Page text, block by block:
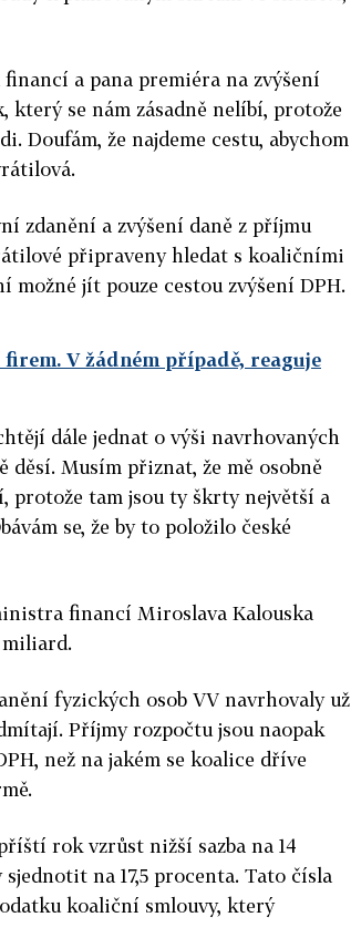
a pana premiéra na zvýšení
který se nám zásadně nelíbí, protože
Doufám, že najdeme cestu, abychom
zdanění a zvýšení daně z příjmu
připraveny hledat s koaličními
jít pouze cestou zvýšení DPH.
V žádném případě, reaguje
dále jednat o výši navrhovaných
Musím přiznat, že mě osobně
protože tam jsou ty škrty největší a
se, že by to položilo české
financí Miroslava Kalouska
miliard.
fyzických osob VV navrhovaly už
Příjmy rozpočtu jsou naopak
než na jakém se koalice dříve
rok vzrůst nižší sazba na 14
na 17,5 procenta. Tato čísla
koaliční smlouvy, který